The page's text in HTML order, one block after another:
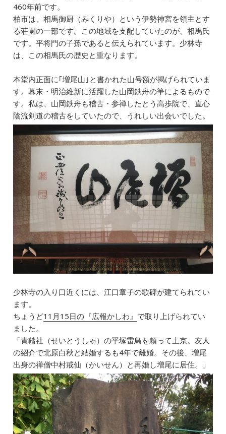
460年前です。
柏市は、相馬御厨（みくりや）という伊勢神宮を領主とす
る荘園の一部です。この地域を支配していたのが、相馬氏
です。平将門の子孫であると伝えられています。少林寺
は、この相馬氏の歴史と重なります。
本堂内正面に｢増尾山｣と書かれた山号額が掲げられていま
す。幕末・明治維新に活躍した山岡鉄舟の筆によるもので
す。私は、山岡鉄舟も稽古・参禅したとう高歩院で、直心
陰流剣道の稽古をしていたので、うれしい出会いでした。
少林寺の入り口近くには、江口章子の歌碑が建てられてい
ます。
ちょうど11月15日の『広報かしわ』 で取り上げられてい
ました。
「青鞜社（せいとうしゃ）の平塚雷鳥を頼って上京。友人
の紹介で北原白秋と結婚するも4年で離婚。その後、増尾
出身の禅僧中村戒仙（かいせん）と再婚し増尾に居住。」